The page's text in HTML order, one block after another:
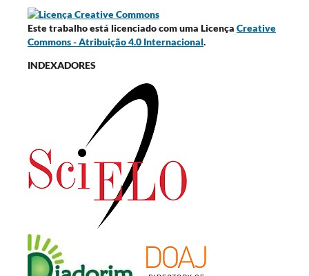
Este trabalho está licenciado com uma Licença Creative
Commons - Atribuição 4.0 Internacional.
INDEXADORES